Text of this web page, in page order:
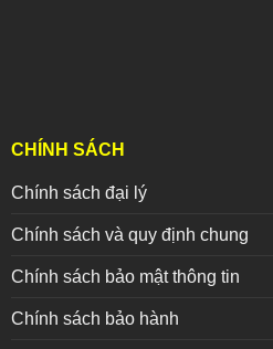
CHÍNH SÁCH
Chính sách đại lý
Chính sách và quy định chung
Chính sách bảo mật thông tin
Chính sách bảo hành